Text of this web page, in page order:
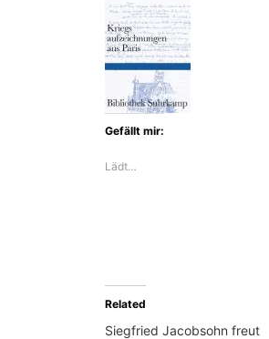
Gefällt mir:
Lädt…
Related
Siegfried Jacobsohn freut